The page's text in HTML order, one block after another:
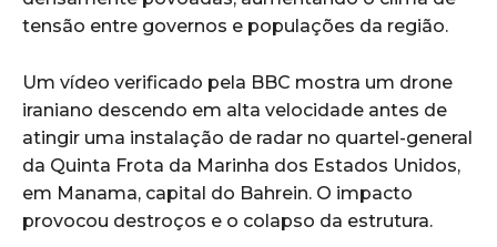
tensão entre governos e populações da região.
Um vídeo verificado pela BBC mostra um drone
iraniano descendo em alta velocidade antes de
atingir uma instalação de radar no quartel-general
da Quinta Frota da Marinha dos Estados Unidos,
em Manama, capital do Bahrein. O impacto
provocou destroços e o colapso da estrutura.